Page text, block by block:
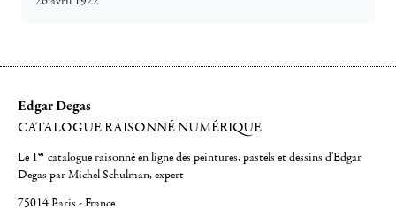
Edgar Degas
CATALOGUE RAISONNÉ NUMÉRIQUE
Le 1er catalogue raisonné en ligne des peintures, pastels et dessins d'Edgar
Degas par Michel Schulman, expert
75014 Paris - France